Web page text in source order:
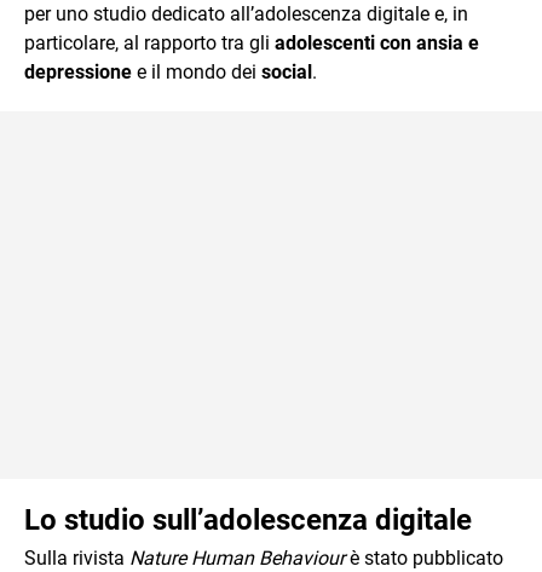
per uno studio dedicato all’adolescenza digitale e, in
particolare, al rapporto tra gli adolescenti con ansia e
depressione e il mondo dei social.
Lo studio sull’adolescenza digitale
Sulla rivista Nature Human Behaviourè stato pubblicato